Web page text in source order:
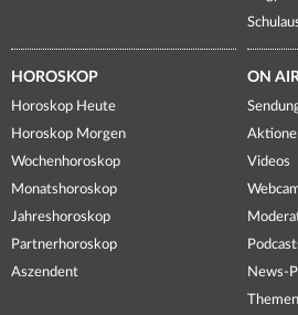
HOROSKOP
Horoskop Heute
Horoskop Morgen
Wochenhoroskop
Monatshoroskop
Jahreshoroskop
Partnerhoroskop
Aszendent
ON
Videos
News-